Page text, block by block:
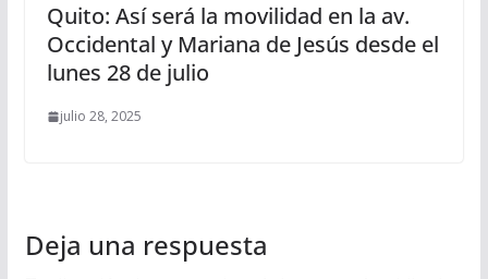
Quito: Así será la movilidad en la av.
Occidental y Mariana de Jesús desde el
lunes 28 de julio
julio 28, 2025
Deja una respuesta